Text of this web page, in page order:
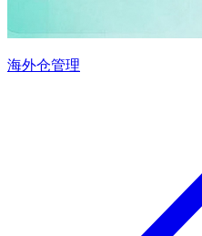
海外仓管理